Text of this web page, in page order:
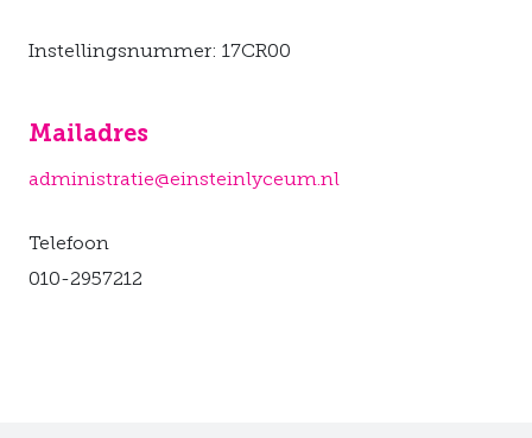
Instellingsnummer: 17CR00
Mailadres
administratie@einsteinlyceum.nl
Telefoon
010-2957212
De Einsteinapp